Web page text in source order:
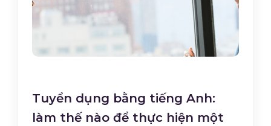
Tuyển dụng bằng tiếng Anh:
làm thế nào để thực hiện một